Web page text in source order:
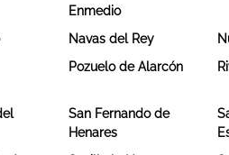
Enmedio
Navas del Rey
Pozuelo de Alarcón
San Fernando de
Henares